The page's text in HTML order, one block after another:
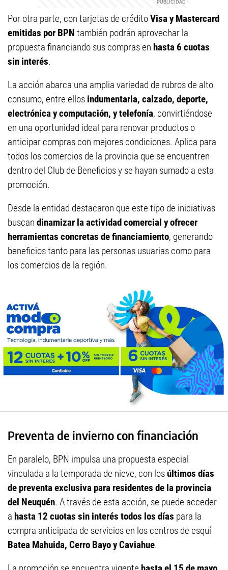
Por otra parte, con tarjetas de créditoVisa y Mastercard
emitidas por BPN también podrán aprovechar la
propuesta financiando sus compras en hasta 6 cuotas
sin interés.
La acción abarca una amplia variedad de rubros de alto
consumo, entre ellos indumentaria, calzado, deporte,
electrónica y computación, y telefonía, convirtiéndose
en una oportunidad ideal para renovar productos o
anticipar compras con mejores condiciones. Aplica para
todos los comercios de la provincia que se encuentren
dentro del Club de Beneficios y se hayan sumado a esta
promoción.
Desde la entidad destacaron que este tipo de iniciativas
buscan dinamizar la actividad comercial y ofrecer
herramientas concretas de financiamiento, generando
beneficios tanto para las personas usuarias como para
los comercios de la región.
Preventa de invierno con financiación
En paralelo, BPN impulsa una propuesta especial
vinculada a la temporada de nieve, con losúltimos días
de preventa exclusiva para residentes de la provincia
del Neuquén. A través de esta acción, se puede acceder
a hasta 12 cuotas sin interés todos los días para la
compra anticipada de servicios en los centros de esquí
Batea Mahuida, Cerro Bayo y Caviahue.